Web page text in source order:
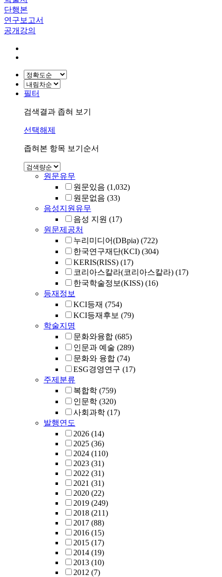
단행본
연구보고서
공개강의
필터
검색결과 좁혀 보기
선택해제
좁혀본 항목 보기순서
원문유무
원문있음 (1,032)
원문없음 (33)
음성지원유무
음성 지원 (17)
원문제공처
누리미디어(DBpia) (722)
한국연구재단(KCI) (304)
KERIS(RISS) (17)
코리아스칼라(코리아스칼라) (17)
한국학술정보(KISS) (16)
등재정보
KCI등재 (754)
KCI등재후보 (79)
학술지명
문화와융합 (685)
인문과 예술 (289)
문화와 융합 (74)
ESG경영연구 (17)
주제분류
복합학 (759)
인문학 (320)
사회과학 (17)
발행연도
2026 (14)
2025 (36)
2024 (110)
2023 (31)
2022 (31)
2021 (31)
2020 (22)
2019 (249)
2018 (211)
2017 (88)
2016 (15)
2015 (17)
2014 (19)
2013 (10)
2012 (7)